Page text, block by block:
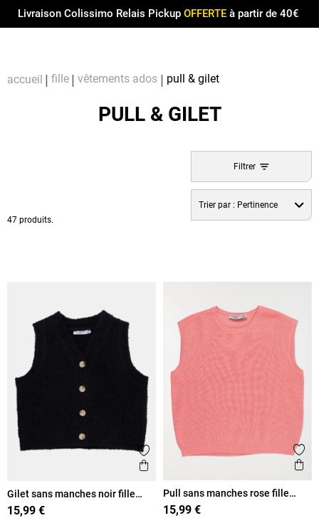
Livraison Colissimo Relais Pickup OFFERTEà partir de 40€
accueil fille vêtements ados pull & gilet
PULL & GILET
47 produits.
Filtrer
Trier par : Pertinence
Ajouter aux favoris
Aperçu rapide
Gilet sans manches noir fille
(XXS-M)
15,99 €
Pull sans manches rose fille
(XXS-S)
15,99 €